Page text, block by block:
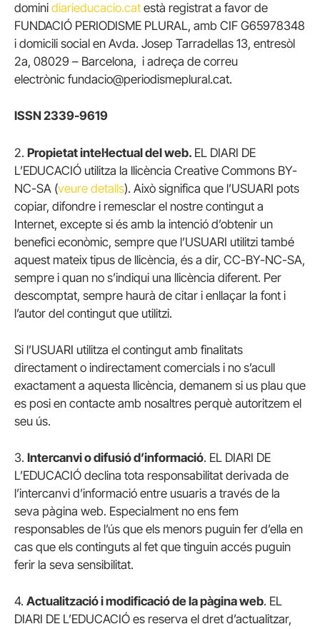
domini diarieducacio.cat està registrat a favor de
FUNDACIÓ PERIODISME PLURAL, amb CIF G65978348
i domicili social en Avda. Josep Tarradellas 13, entresòl
2a, 08029 – Barcelona, i adreça de correu
electrònic fundacio@periodismeplural.cat.
ISSN 2339-9619
2. Propietat intel·lectual del web. EL DIARI DE
L’EDUCACIÓ utilitza la llicència Creative Commons BY-
NC-SA (veure detalls). Això significa que l’USUARI pots
copiar, difondre i remesclar el nostre contingut a
Internet, excepte si és amb la intenció d’obtenir un
benefici econòmic, sempre que l’USUARI utilitzi també
aquest mateix tipus de llicència, és a dir, CC-BY-NC-SA,
sempre i quan no s’indiqui una llicència diferent. Per
descomptat, sempre haurà de citar i enllaçar la font i
l’autor del contingut que utilitzi.
Si l’USUARI utilitza el contingut amb finalitats
directament o indirectament comercials i no s’acull
exactament a aquesta llicència, demanem si us plau que
es posi en contacte amb nosaltres perquè autoritzem el
seu ús.
3. Intercanvi o difusió d’informació. EL DIARI DE
L’EDUCACIÓ declina tota responsabilitat derivada de
l’intercanvi d’informació entre usuaris a través de la
seva pàgina web. Especialment no ens fem
responsables de l’ús que els menors puguin fer d’ella en
cas que els continguts al fet que tinguin accés puguin
ferir la seva sensibilitat.
4. Actualització i modificació de la pàgina web. EL
DIARI DE L’EDUCACIÓ es reserva el dret d’actualitzar,